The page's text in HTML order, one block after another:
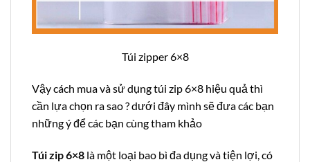
Túi zipper 6×8
Vậy cách mua và sử dụng túi zip 6×8 hiệu quả thì
cần lựa chọn ra sao ? dưới đây mình sẽ đưa các bạn
những ý để các bạn cùng tham khảo
Túi zip 6×8 là một loại bao bì đa dụng và tiện lợi, có